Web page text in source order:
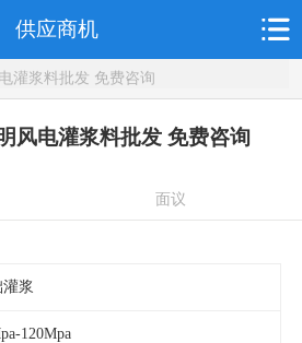
供应商机
灌浆料批发 免费咨询
风电灌浆料批发 免费咨询
面议
浆
120Mpa